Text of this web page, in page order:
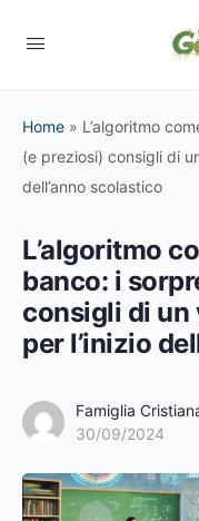
Home » L’algoritmo
(e preziosi) consigli di
dell’anno scolastico
L’algoritmo
banco: i
consigli di un
per l’inizio
Famiglia
30/09/2024